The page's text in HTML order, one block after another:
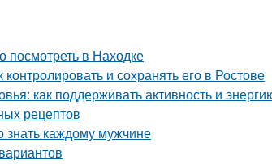
посмотреть в Находке
и сохранять его в Ростове
как поддерживать активность и
рецептов
каждому мужчине